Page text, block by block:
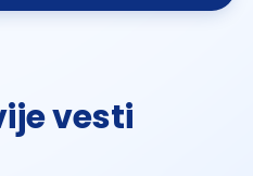
vesti